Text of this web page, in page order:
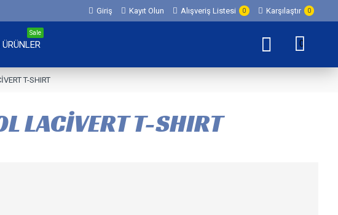
Giriş Kayıt Olun Alışveriş Listesi 0 Karşılaştır 0
Sale
0
T-SHIRT
LACİVERT T-SHIRT